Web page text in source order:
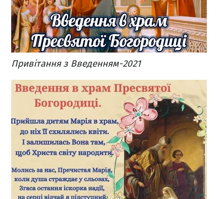
Привітання з Введенням-2021